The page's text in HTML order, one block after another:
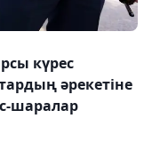
күрес
әрекетіне
шаралар